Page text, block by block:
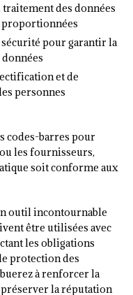
des données
proportionnées
sécurité pour garantir la
et de
personnes
codes-barres pour
les fournisseurs,
soit conforme aux
outil incontournable
être utilisées avec
les obligations
protection des
à renforcer la
la réputation